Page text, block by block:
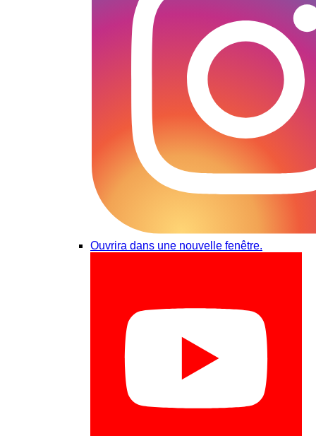
Ouvrira dans une nouvelle fenêtre.